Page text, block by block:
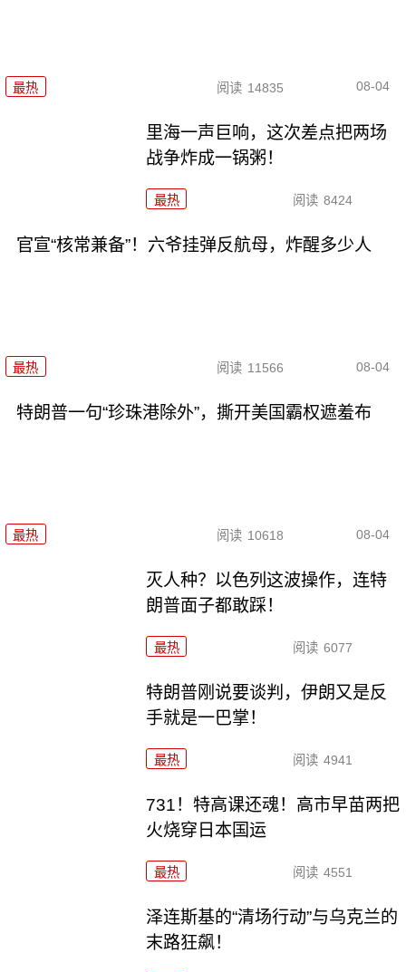
最热 阅读 14835 08-04
里海一声巨响，这次差点把两场
战争炸成一锅粥！
最热 阅读 8424
官宣“核常兼备”！六爷挂弹反航母，炸醒多少人
最热 阅读 11566 08-04
特朗普一句“珍珠港除外”，撕开美国霸权遮羞布
最热 阅读 10618 08-04
灭人种？以色列这波操作，连特
朗普面子都敢踩！
最热 阅读 6077
特朗普刚说要谈判，伊朗又是反
手就是一巴掌！
最热 阅读 4941
731！特高课还魂！高市早苗两把
火烧穿日本国运
最热 阅读 4551
泽连斯基的“清场行动”与乌克兰的
末路狂飙！